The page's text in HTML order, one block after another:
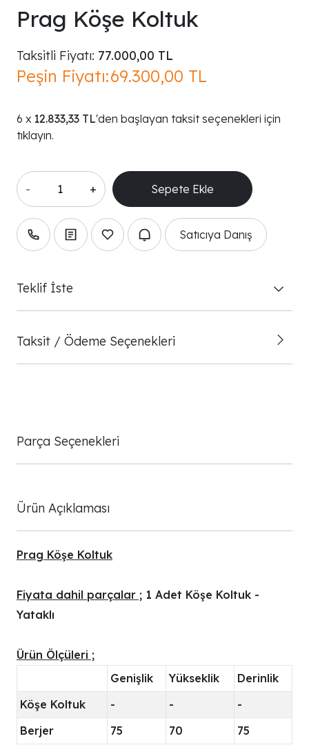
Prag Köşe Koltuk
Taksitli Fiyatı: 77.000,00 TL
Peşin Fiyatı:69.300,00 TL
12.833,33 TL'den başlayan taksit seçenekleri için
tıklayın.
- +
Satıcıya Danış
Teklif İste
Taksit / Ödeme Seçenekleri
Parça Seçenekleri
Ürün Açıklaması
Prag Köşe Koltuk
Fiyata dahil parçalar ; 1 Adet Köşe Koltuk -
Yataklı
Ürün Ölçüleri ;
Genişlik
Yükseklik
Derinlik
Köşe Koltuk
- -
-
Berjer
75 70 75